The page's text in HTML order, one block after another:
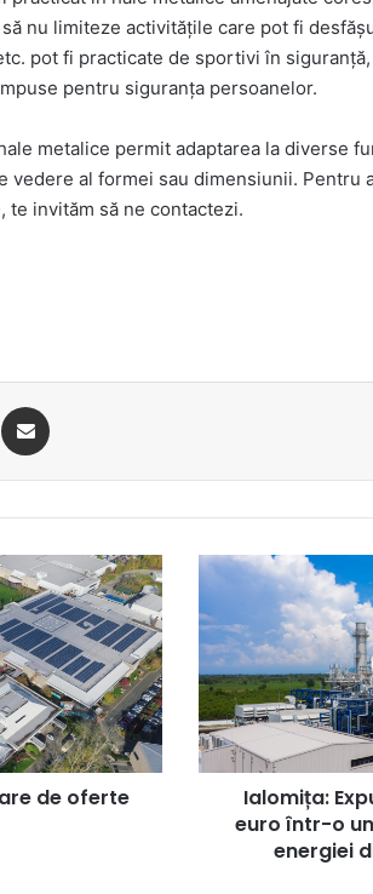
nu limiteze activitățile care pot fi
pot fi practicate de sportivi în
pentru siguranța persoanelor.
metalice permit adaptarea la diverse
vedere al formei sau dimensiunii. Pentru
te invităm să ne contactezi.
Pocket
de oferte
Ialomița:
Expur
investește
15,7
mil
euro
într-
o
unitate
producere
Ialomița:
euro într-o
ener­giei